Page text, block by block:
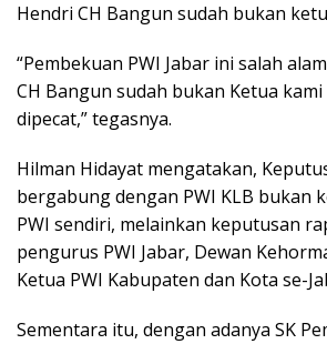
Hendri CH Bangun sudah bukan
“Pembekuan PWI Jabar ini salah
CH Bangun sudah bukan Ketua
dipecat,” tegasnya.
Hilman Hidayat mengatakan,
bergabung dengan PWI KLB bukan
PWI sendiri, melainkan keputusan
pengurus PWI Jabar, Dewan
Ketua PWI Kabupaten dan Kota se-
Sementara itu, dengan adanya SK